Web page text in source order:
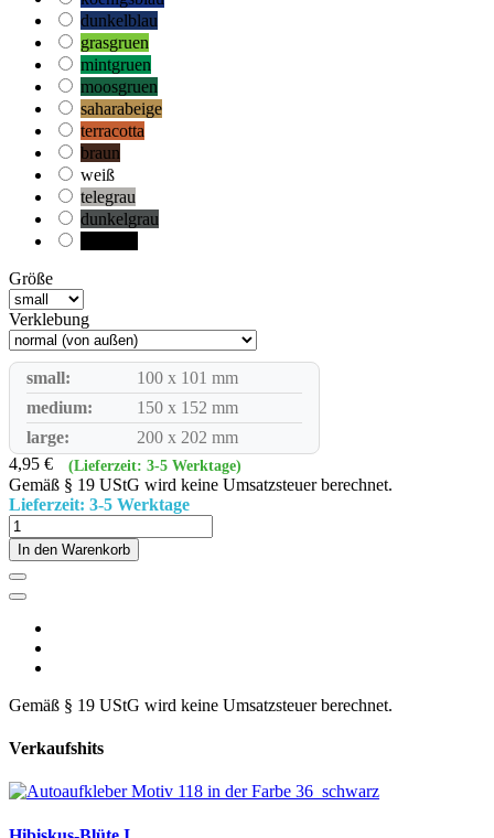
dunkelblau
grasgruen
mintgruen
moosgruen
saharabeige
terracotta
braun
weiß
telegrau
dunkelgrau
Größe
Verklebung
small:
100 x 101 mm
medium:
150 x 152 mm
large:
200 x 202 mm
4,95 €
(Lieferzeit: 3-5 Werktage)
Gemäß § 19 UStG wird keine Umsatzsteuer berechnet.
Lieferzeit: 3-5 Werktage
In den Warenkorb
Gemäß § 19 UStG wird keine Umsatzsteuer berechnet.
Verkaufshits